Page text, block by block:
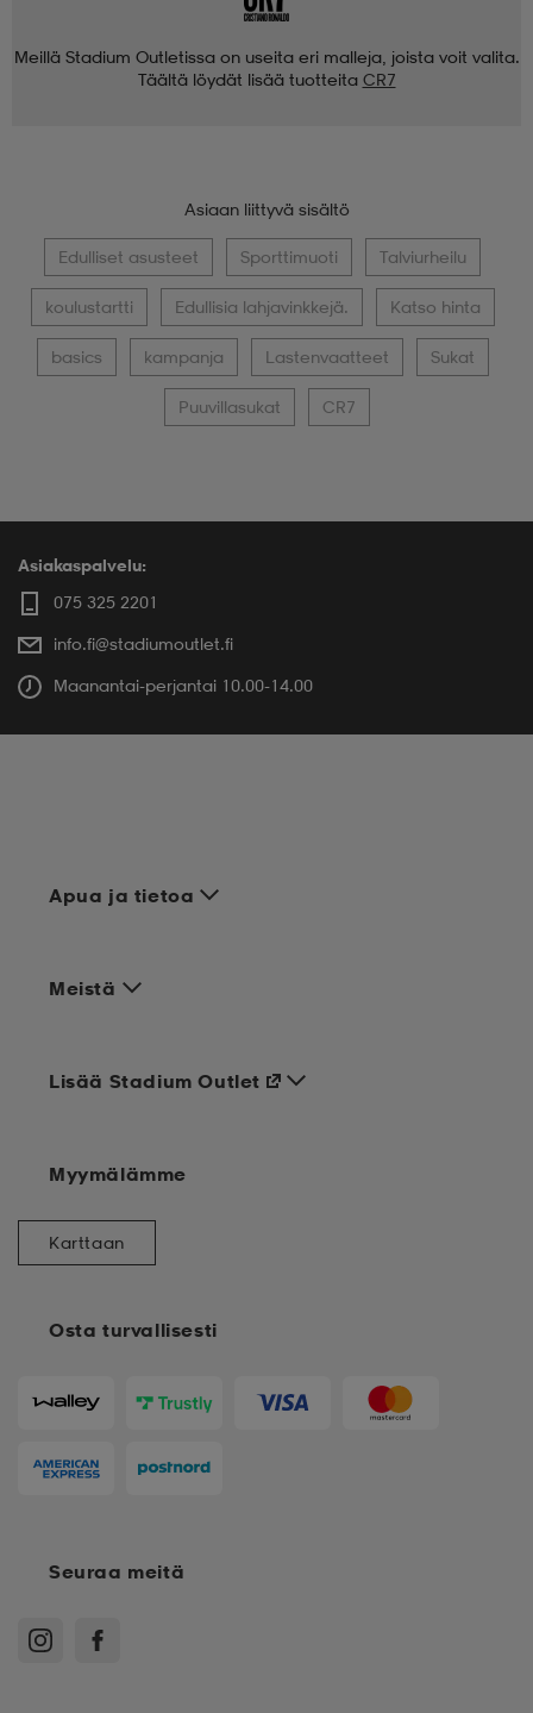
Meillä Stadium Outletissa on useita eri malleja, joista voit valita.
Täältä löydät lisää tuotteita CR7
Asiaan liittyvä sisältö
Edulliset asusteet Sporttimuoti Talviurheilu
koulustartti Edullisia lahjavinkkejä. Katso hinta
basics kampanja Lastenvaatteet Sukat
Puuvillasukat CR7
Asiakaspalvelu:
075 325 2201
info.fi@stadiumoutlet.fi
Maanantai-perjantai 10.00-14.00
Apua ja tietoa
Meistä
Osta turvallisesti
Lisää Stadium Outlet
Myymälämme
Karttaan
Seuraa meitä